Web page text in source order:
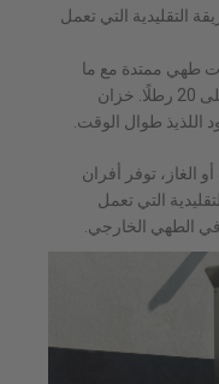
التقليدية التي تعمل
طهي ممتدة مع ما
يصل إلى 20 ساعة من وقت الوقود على 20 رطلًا. خزان
اللذيذ طوال الوقت.
الغاز، توفر أفران
التي تعمل
في الطهي الخارجي.